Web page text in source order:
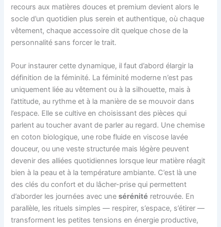
recours aux matières douces et premium devient alors le
socle d’un quotidien plus serein et authentique, où chaque
vêtement, chaque accessoire dit quelque chose de la
personnalité sans forcer le trait.
Pour instaurer cette dynamique, il faut d’abord élargir la
définition de la féminité. La féminité moderne n’est pas
uniquement liée au vêtement ou à la silhouette, mais à
l’attitude, au rythme et à la manière de se mouvoir dans
l’espace. Elle se cultive en choisissant des pièces qui
parlent au toucher avant de parler au regard. Une chemise
en coton biologique, une robe fluide en viscose lavée
douceur, ou une veste structurée mais légère peuvent
devenir des alliées quotidiennes lorsque leur matière réagit
bien à la peau et à la température ambiante. C’est là une
des clés du confort et du lâcher-prise qui permettent
d’aborder les journées avec unesérénité retrouvée. En
parallèle, les rituels simples — respirer, s’espace, s’étirer —
transforment les petites tensions en énergie productive,